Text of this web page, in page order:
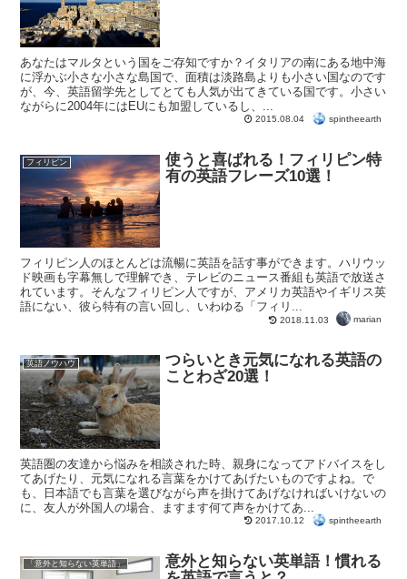
あなたはマルタという国をご存知ですか？イタリアの南にある地中海
に浮かぶ小さな小さな島国で、面積は淡路島よりも小さい国なのです
が、今、英語留学先としてとても人気が出てきている国です。小さい
ながらに2004年にはEUにも加盟しているし、...
2015.08.04 spintheearth
フィリピン
使うと喜ばれる！フィリピン特
有の英語フレーズ10選！
フィリピン人のほとんどは流暢に英語を話す事ができます。ハリウッ
ド映画も字幕無しで理解でき、テレビのニュース番組も英語で放送さ
れています。そんなフィリピン人ですが、アメリカ英語やイギリス英
語にない、彼ら特有の言い回し、いわゆる「フィリ...
2018.11.03 marian
英語ノウハウ
つらいとき元気になれる英語の
ことわざ20選！
英語圏の友達から悩みを相談された時、親身になってアドバイスをし
てあげたり、元気になれる言葉をかけてあげたいものですよね。で
も、日本語でも言葉を選びながら声を掛けてあげなければいけないの
に、友人が外国人の場合、ますます何て声をかけてあ...
2017.10.12 spintheearth
「意外と知らない英単語」
意外と知らない英単語！慣れる